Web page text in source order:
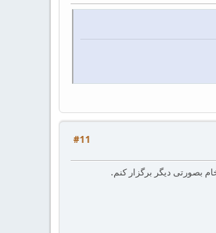
#11
بصورتی دیگر برگزار کنم.